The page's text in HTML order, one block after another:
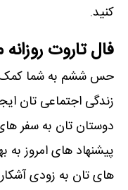
کنید.
فال تاروت
حس ششم به شما کمک
زندگی اجتماعی تان
دوستان تان به سفر
پیشنهاد های امروز به
های تان به زودی